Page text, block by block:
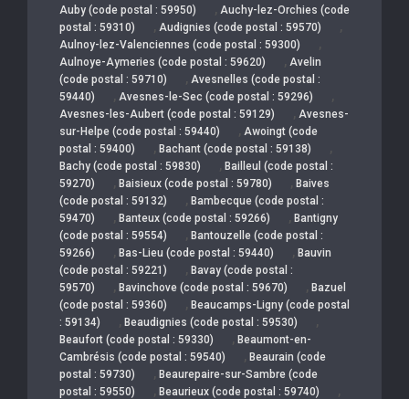
Auby (code postal : 59950) , Auchy-lez-Orchies (code
postal : 59310)
, Audignies (code postal : 59570) ,
Aulnoy-lez-Valenciennes (code postal : 59300) ,
Aulnoye-Aymeries (code postal : 59620) , Avelin
(code postal : 59710)
, Avesnelles (code postal :
59440)
, Avesnes-le-Sec (code postal : 59296) ,
Avesnes-les-Aubert (code postal : 59129) , Avesnes-
sur-Helpe (code postal : 59440)
, Awoingt (code
postal : 59400)
, Bachant (code postal : 59138) ,
Bachy (code postal : 59830) , Bailleul (code postal :
59270)
, Baisieux (code postal : 59780) , Baives
(code postal : 59132)
, Bambecque (code postal :
59470)
, Banteux (code postal : 59266) , Bantigny
(code postal : 59554)
, Bantouzelle (code postal :
59266)
, Bas-Lieu (code postal : 59440) , Bauvin
(code postal : 59221)
, Bavay (code postal :
59570)
, Bavinchove (code postal : 59670) , Bazuel
(code postal : 59360)
, Beaucamps-Ligny (code postal
: 59134)
, Beaudignies (code postal : 59530) ,
Beaufort (code postal : 59330) , Beaumont-en-
Cambrésis (code postal : 59540)
, Beaurain (code
postal : 59730)
, Beaurepaire-sur-Sambre (code
postal : 59550)
, Beaurieux (code postal : 59740) ,